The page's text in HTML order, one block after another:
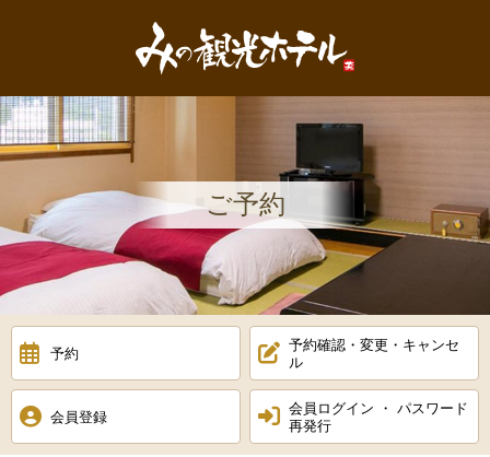
ご予約
MENU
HOME
お料理
お部屋
館内施設
アクセス
周辺観光
閉じる
予約
予約確認・変更・キャンセ
ル
会員登録
会員ログイン ・ パスワード
再発行